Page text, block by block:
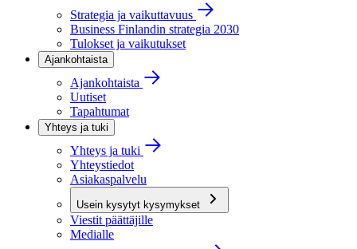
Strategia ja vaikuttavuus
Business Finlandin strategia 2030
Tulokset ja vaikutukset
Ajankohtaista
Ajankohtaista
Uutiset
Tapahtumat
Yhteys ja tuki
Yhteys ja tuki
Yhteystiedot
Asiakaspalvelu
Usein kysytyt kysymykset
Viestit päättäjille
Medialle